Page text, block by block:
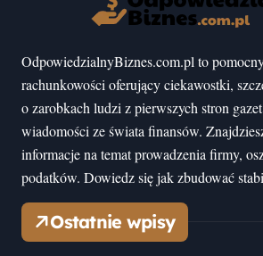
OdpowiedzialnyBiznes.com.pl to
rachunkowości oferujący ciekawostki,
o zarobkach ludzi z pierwszych stron
wiadomości ze świata finansów.
informacje na temat prowadzenia firmy,
podatków. Dowiedz się jak zbudować
Ostatnie wpisy